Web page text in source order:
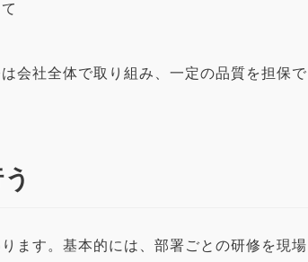
会社全体で取り組み、一定の品質を担保で
ます。基本的には、部署ごとの研修を現場